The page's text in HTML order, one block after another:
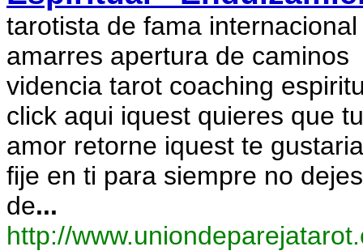
tarotista de fama
amarres apertura de caminos
videncia tarot coaching
click aqui iquest quieres que tu
amor retorne iquest te
fije en ti para siempre no dejes
de...
http://